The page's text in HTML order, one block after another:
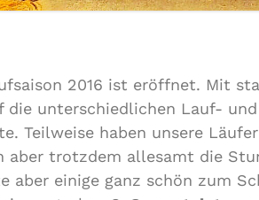
2016 ist eröffnet. Mit
die unterschiedlichen Lauf-
Teilweise haben unsere
aber trotzdem allesamt die
aber einige ganz schön zum